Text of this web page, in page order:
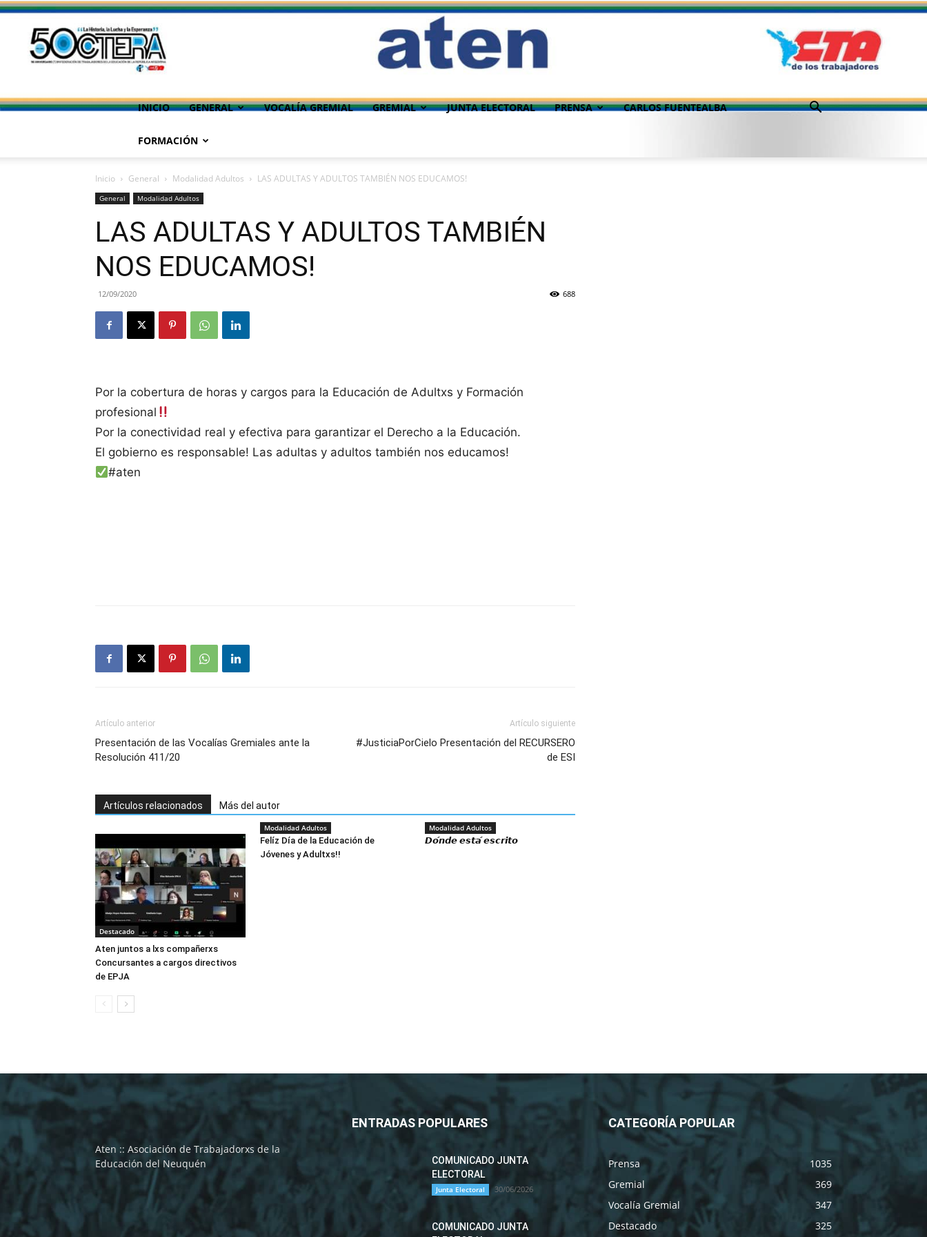
INICIO GENERAL VOCALÍA GREMIAL GREMIAL JUNTA ELECTORAL PRENSA CARLOS FUENTEALBA
FORMACIÓN
Inicio General Modalidad Adultos LAS ADULTAS Y ADULTOS TAMBIÉN NOS EDUCAMOS!
General Modalidad Adultos
LAS ADULTAS Y ADULTOS TAMBIÉN
NOS EDUCAMOS!
12/09/2020 688
Por la cobertura de horas y cargos para la Educación de Adultxs y Formación
profesional
Por la conectividad real y efectiva para garantizar el Derecho a la Educación.
El gobierno es responsable! Las adultas y adultos también nos educamos!
#aten
Artículo anterior
Presentación de las Vocalías Gremiales ante la
Resolución 411/20
Artículo siguiente
#JusticiaPorCielo Presentación del RECURSERO
de ESI
Artículos relacionados Más del autor
Destacado
Aten juntos a lxs compañerxs
Concursantes a cargos directivos
de EPJA
Modalidad Adultos
Felíz Día de la Educación de
Jóvenes y Adultxs!!
Modalidad Adultos
𝘿𝙤́𝙣𝙙𝙚 𝙚𝙨𝙩𝙖́ 𝙚𝙨𝙘𝙧𝙞𝙩𝙤
Aten :: Asociación de Trabajadorxs de la
Educación del Neuquén
ENTRADAS POPULARES
COMUNICADO JUNTA
ELECTORAL
Junta Electoral 30/06/2026
COMUNICADO JUNTA
CATEGORÍA POPULAR
Prensa
1035
Gremial
369
Vocalía Gremial
347
Destacado
325